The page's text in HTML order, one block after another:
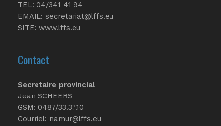
TEL: 04/341 41 94
EMAIL: secretariat@lffs.eu
SITE: www.lffs.eu
Contact
Secrétaire provincial
Jean SCHEERS
GSM: 0487/33.37.10
Courriel: namur@lffs.eu